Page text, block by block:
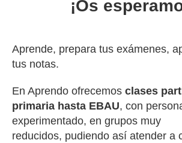
¡Os
Aprende, prepara tus exámenes,
tus notas.
En Aprendo ofrecemos clases
primaria hasta EBAU, con
experimentado, en grupos muy
reducidos, pudiendo así atender a